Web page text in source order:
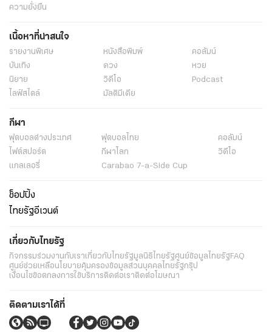
ความยั่งยืน
เนื้อหาที่น่าสนใจ
รายงานพิเศษ หนังสือพิมพ์
คอลัมน์
บันเทิง
ดวง
หวย
นิยาย
วิดีโอ
Podcast
ไลฟ์สไตล์
มัลติมีเดีย
กีฬา
ฟุตบอลต่่างประเทศ ฟุตบอลไทย
คอลัมน์
ไฟต์สปอร์ต
กีฬาโลก
วิดีโอ
แกลเลอรี่
Carabao 7-a-Side Cup
ช็อปปิ้ง
ไทยรัฐอีเวนต์
เกี่ยวกับไทยรัฐ
กิจกรรมร่วมงานกับเราเกี่ยวกับไทยรัฐมูลนิธิไทยรัฐศูนย์ข้อมูลไทยรัฐFAQ
ศูนย์ช่วยเหลือนโยบายคุ้มครองข้อมูลส่วนบุคคลไทยรัฐกรุ๊ป
เงื่อนไขข้อตกลงการใช้บริการติดต่อเราติดต่อโฆษณา
ติดตามเราได้ที่